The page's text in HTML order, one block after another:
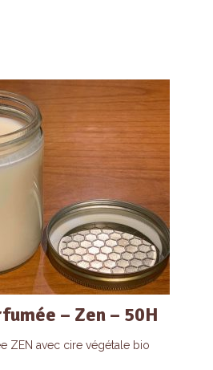
– Zen – 50H
ZEN avec cire végétale bio